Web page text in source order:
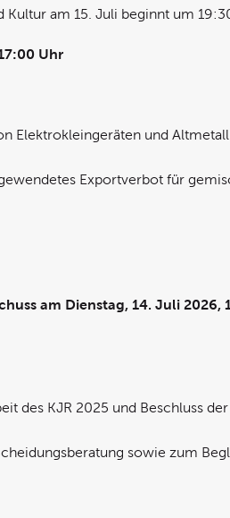
Kultur am 15. Juli beginnt um
Uhr
Elektrokleingeräten und
Exportverbot für
am Dienstag, 14. Juli 2026,
des KJR 2025 und Beschluss der
sowie zum